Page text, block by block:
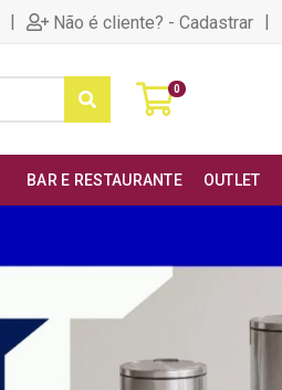
| Não é cliente? - Cadastrar |
0
BAR E RESTAURANTE OUTLET